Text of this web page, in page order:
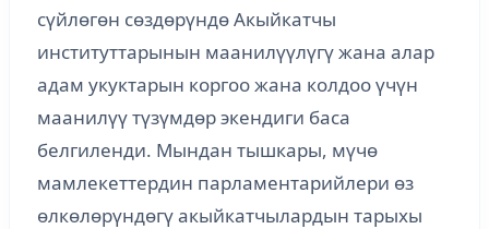
сүйлөгөн сөздөрүндө Акыйкатчы
институттарынын маанилүүлүгү жана алар
адам укуктарын коргоо жана колдоо үчүн
маанилүү түзүмдөр экендиги баса
белгиленди. Мындан тышкары, мүчө
мамлекеттердин парламентарийлери өз
өлкөлөрүндөгү акыйкатчылардын тарыхы